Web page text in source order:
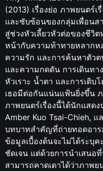
(2013) เรื่องย่อ ภาพยนตร์
และซับซ้อนของกลุ่มเพื่อนส
สู่ช่วงหัวเลี้ยวหัวต่อของชีวิต
หน้ากับความท้าทายหลากห
ความรัก และการค้นหาตัวต
และความกดดัน การเดินทา
หัวเราะ น้ำตา และการเติ
เธอมีต่อกันแน่นแฟ้นยิ่งขึ้น
ภาพยนตร์เรื่องนี้ได้นักแสด
Amber Kuo Tsai-Chieh, แ
บทบาทสำคัญที่ถ่ายทอดอา
ข้อมูลเบื้องต้นจะไม่ได้ระบุ
ชัดเจน แต่ด้วยการนำเสนอ
สามารถคาดเดาได้ว่าภาพ